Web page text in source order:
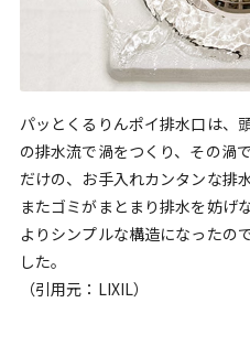
パッとくるりんポイ排水口は、
の排水流で渦をつくり、その渦
だけの、お手入れカンタンな排水
またゴミがまとまり排水を妨げ
よりシンプルな構造になったの
した。
（引用元：LIXIL）